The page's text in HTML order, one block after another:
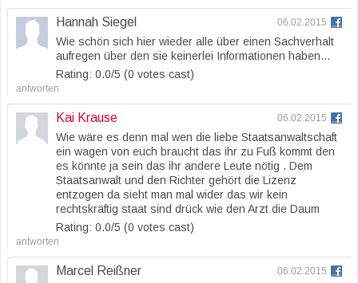
Hannah Siegel 06.02.2015
Wie schön sich hier wieder alle über einen Sachverhalt
aufregen über den sie keinerlei Informationen haben…
Rating: 0.0/5 (0 votes cast)
antworten
Kai Krause 06.02.2015
Wie wäre es denn mal wen die liebe Staatsanwaltschaft
ein wagen von euch braucht das ihr zu Fuß kommt den
es könnte ja sein das ihr andere Leute nötig . Dem
Staatsanwalt und den Richter gehört die Lizenz
entzogen da sieht man mal wider das wir kein
rechtskräftig staat sind drück wie den Arzt die Daum
Rating: 0.0/5 (0 votes cast)
antworten
Marcel Reißner 06.02.2015